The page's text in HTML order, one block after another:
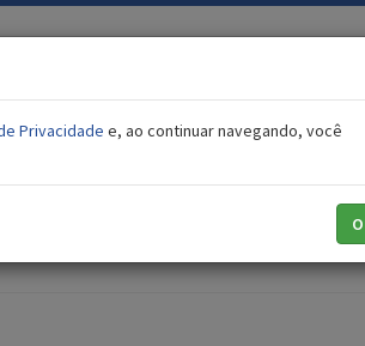
Privacidade e, ao continuar navegando, você